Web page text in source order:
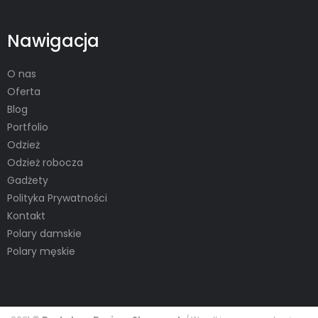
Nawigacja
O nas
Oferta
Blog
Portfolio
Odzież
Odzież robocza
Gadżety
Polityka Prywatności
Kontakt
Polary damskie
Polary męskie